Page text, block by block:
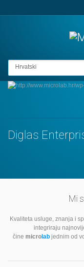
Go to:
Diglas
Mi
Kvaliteta usluge, znanja i
integriraju
čine micro lab jednim od